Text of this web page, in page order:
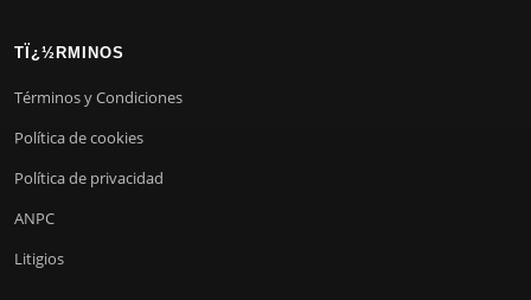
TÏ¿½RMINOS
Términos y Condiciones
Política de cookies
Política de privacidad
ANPC
Litigios